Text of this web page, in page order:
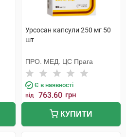
Урсосан капсули 250 мг 50
шт
ПРО. МЕД. ЦС Прага
Є в наявності
від 763.60 грн
КУПИТИ